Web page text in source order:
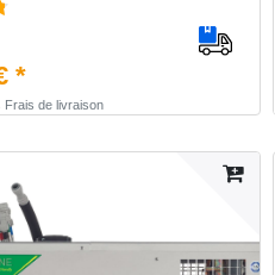
*
Frais de livraison